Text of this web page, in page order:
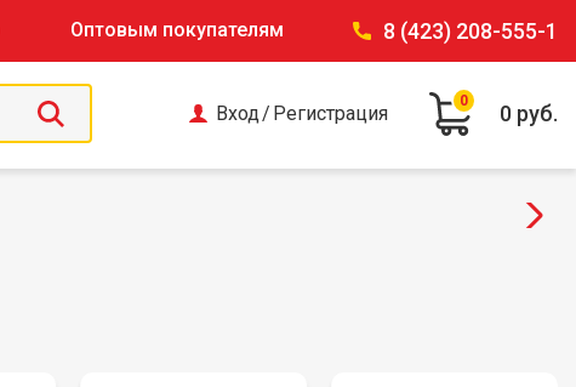
Оптовым покупателям 8 (423) 208-555-1
Вход / Регистрация 0 руб.
0